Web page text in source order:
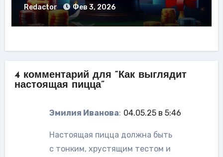
Redactor Фев 3, 2026
4 комментарий для “Как выглядит
настоящая пицца”
Эмилия Иванова: 04.05.25 в 5:46
Настоящая пицца должна быть
с тонким, хрустящим тестом и